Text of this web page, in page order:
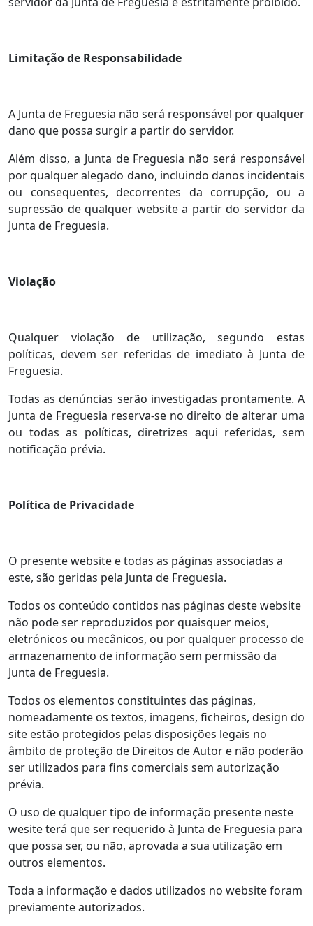
Limitação de Responsabilidade
A Junta de Freguesia não será responsável por qualquer
dano que possa surgir a partir do servidor.
Além disso, a Junta de Freguesia não será responsável
por qualquer alegado dano, incluindo danos incidentais
ou consequentes, decorrentes da corrupção, ou a
supressão de qualquer website a partir do servidor da
Junta de Freguesia.
Violação
Qualquer violação de utilização, segundo estas
políticas, devem ser referidas de imediato à Junta de
Freguesia.
Todas as denúncias serão investigadas prontamente. A
Junta de Freguesia reserva-se no direito de alterar uma
ou todas as políticas, diretrizes aqui referidas, sem
notificação prévia.
Política de Privacidade
O presente website e todas as páginas associadas a
este, são geridas pela Junta de Freguesia.
Todos os conteúdo contidos nas páginas deste website
não pode ser reproduzidos por quaisquer meios,
eletrónicos ou mecânicos, ou por qualquer processo de
armazenamento de informação sem permissão da
Junta de Freguesia.
Todos os elementos constituintes das páginas,
nomeadamente os textos, imagens, ficheiros, design do
site estão protegidos pelas disposições legais no
âmbito de proteção de Direitos de Autor e não poderão
ser utilizados para fins comerciais sem autorização
prévia.
O uso de qualquer tipo de informação presente neste
wesite terá que ser requerido à Junta de Freguesia para
que possa ser, ou não, aprovada a sua utilização em
outros elementos.
Toda a informação e dados utilizados no website foram
previamente autorizados.